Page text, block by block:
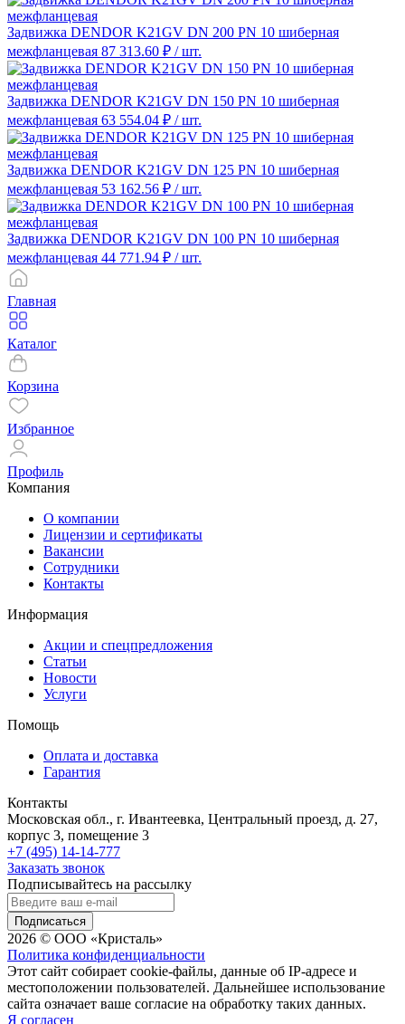
Задвижка DENDOR K21GV DN 200 PN 10 шиберная
межфланцевая 87 313.60 ₽ / шт.
Задвижка DENDOR K21GV DN 150 PN 10 шиберная
межфланцевая 63 554.04 ₽ / шт.
Задвижка DENDOR K21GV DN 125 PN 10 шиберная
межфланцевая 53 162.56 ₽ / шт.
Задвижка DENDOR K21GV DN 100 PN 10 шиберная
межфланцевая 44 771.94 ₽ / шт.
Главная
Каталог
Корзина
Избранное
Профиль
Компания
О компании
Лицензии и сертификаты
Вакансии
Сотрудники
Контакты
Информация
Акции и спецпредложения
Статьи
Новости
Услуги
Помощь
Оплата и доставка
Гарантия
Контакты
Московская обл., г. Ивантеевка, Центральный проезд, д. 27,
корпус 3, помещение 3
+7 (495) 14-14-777
Заказать звонок
Подписывайтесь на рассылку
Подписаться
2026 © ООО «Кристаль»
Политика конфиденциальности
Этот сайт собирает cookie-файлы, данные об IP-адресе и
местоположении пользователей. Дальнейшее использование
сайта означает ваше согласие на обработку таких данных.
Я согласен